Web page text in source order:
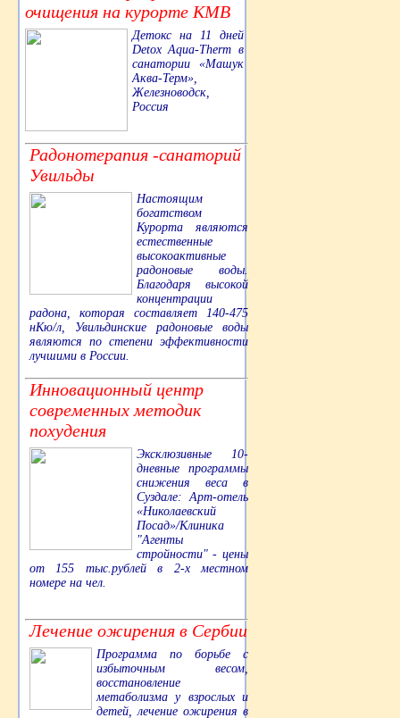
очищения на курорте КМВ
Детокс на 11 дней
Detox Aqua-Therm в
санатории «Машук
Аква-Терм»,
Железноводск,
Россия
Радонотерапия -санаторий
Увильды
Настоящим
богатством
Курорта являются
естественные
высокоактивные
радоновые воды.
Благодаря высокой
концентрации
радона, которая составляет 140-475
нКю/л, Увильдинские радоновые воды
являются по степени эффективности
лучшими в России.
Инновационный центр
современных методик
похудения
Эксклюзивные 10-
дневные программы
снижения веса в
Суздале: Арт-отель
«Николаевский
Посад»/Клиника
"Агенты
стройности" - цены
от 155 тыс.рублей в 2-х местном
номере на чел.
Лечение ожирения в Сербии
Программа по борьбе с
избыточным весом,
восстановление
метаболизма у взрослых и
детей, лечение ожирения в